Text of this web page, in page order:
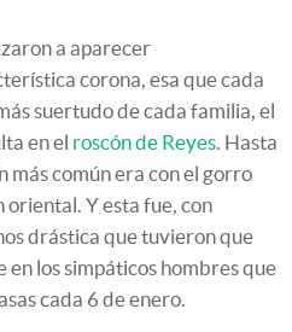
a aparecer
corona, esa que cada
suertudo de cada familia, el
en el roscón de Reyes. Hasta
más común era con el gorro
Y esta fue, con
drástica que tuvieron que
los simpáticos hombres que
cada 6 de enero.